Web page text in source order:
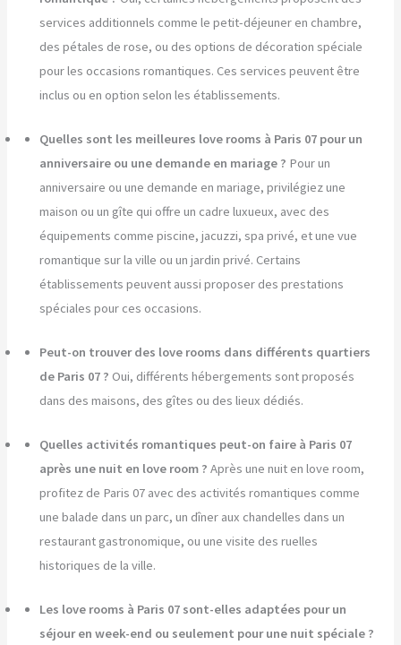
services additionnels comme le petit-déjeuner en chambre,
des pétales de rose, ou des options de décoration spéciale
pour les occasions romantiques. Ces services peuvent être
inclus ou en option selon les établissements.
Quelles sont les meilleures love rooms à Paris 07 pour un
anniversaire ou une demande en mariage ? Pour un
anniversaire ou une demande en mariage, privilégiez une
maison ou un gîte qui offre un cadre luxueux, avec des
équipements comme piscine, jacuzzi, spa privé, et une vue
romantique sur la ville ou un jardin privé. Certains
établissements peuvent aussi proposer des prestations
spéciales pour ces occasions.
Peut-on trouver des love rooms dans différents quartiers
de Paris 07 ? Oui, différents hébergements sont proposés
dans des maisons, des gîtes ou des lieux dédiés.
Quelles activités romantiques peut-on faire à Paris 07
après une nuit en love room ? Après une nuit en love room,
profitez de Paris 07 avec des activités romantiques comme
une balade dans un parc, un dîner aux chandelles dans un
restaurant gastronomique, ou une visite des ruelles
historiques de la ville.
Les love rooms à Paris 07 sont-elles adaptées pour un
séjour en week-end ou seulement pour une nuit spéciale ?